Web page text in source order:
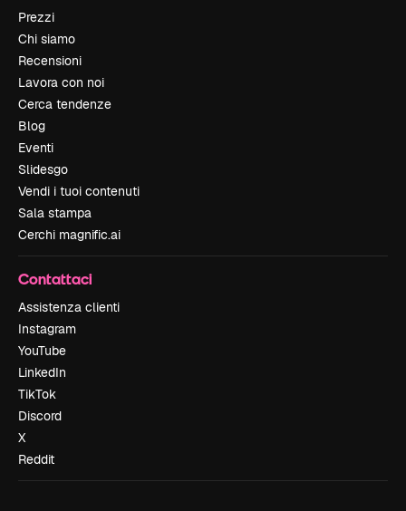
Prezzi
Chi siamo
Recensioni
Lavora con noi
Cerca tendenze
Blog
Eventi
Slidesgo
Vendi i tuoi contenuti
Sala stampa
Cerchi magnific.ai
Contattaci
Assistenza clienti
Instagram
YouTube
LinkedIn
TikTok
Discord
X
Reddit